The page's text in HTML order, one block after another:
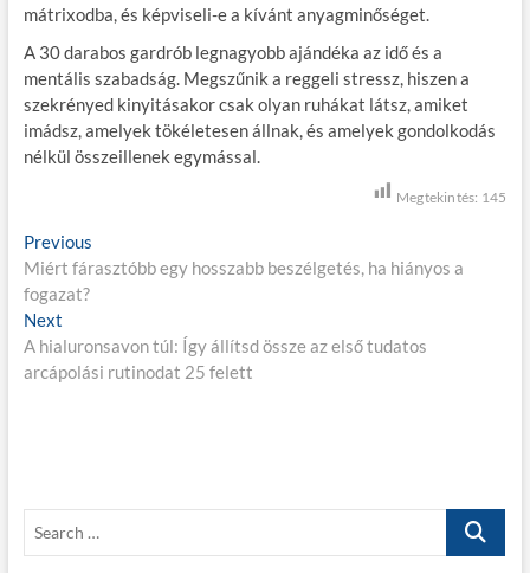
mátrixodba, és képviseli-e a kívánt anyagminőséget.
A 30 darabos gardrób legnagyobb ajándéka az idő és a
mentális szabadság. Megszűnik a reggeli stressz, hiszen a
szekrényed kinyitásakor csak olyan ruhákat látsz, amiket
imádsz, amelyek tökéletesen állnak, és amelyek gondolkodás
nélkül összeillenek egymással.
Megtekintés: 145
B
e
j
e
é
s
Previous
r
i
o
:
Miért fárasztóbb egy hosszabb beszélgetés, ha hiányos a
fogazat?
Next
e
x
:
A hialuronsavon túl: Így állítsd össze az első tudatos
arcápolási rutinodat 25 felett